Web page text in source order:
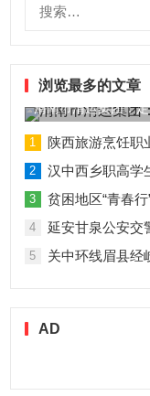
浏览最多的文章
渭南市渭运集团：
1 陕西旅游烹饪职业学院 ：技
2 汉中西乡职高学生在全
3 贫困地区“青春行” 西
4 延安甘泉公安交警走进幼
5 关中环线眉县经岐山
AD